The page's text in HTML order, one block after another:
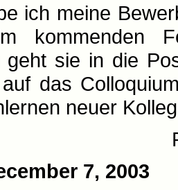
ich meine
kommenden
geht sie in die
das
neuer
7, 2003